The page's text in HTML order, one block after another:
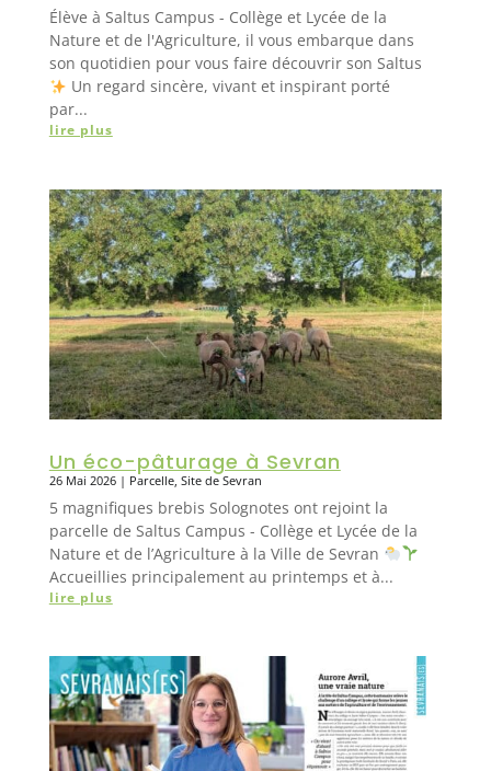
Élève à Saltus Campus - Collège et Lycée de la
Nature et de l'Agriculture, il vous embarque dans
son quotidien pour vous faire découvrir son Saltus
Un regard sincère, vivant et inspirant porté
par...
lire plus
Un éco-pâturage à Sevran
26 Mai 2026| Parcelle, Site de Sevran
5 magnifiques brebis Solognotes ont rejoint la
parcelle de Saltus Campus - Collège et Lycée de la
Nature et de l’Agriculture à la Ville de Sevran
Accueillies principalement au printemps et à...
lire plus